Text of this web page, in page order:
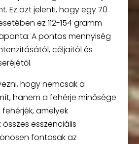
Ez azt jelenti, hogy egy 70
ez 112-154 gramm
A pontos mennyiség
céljaitól és
hogy nemcsak a
hanem a fehérje minősége
fehérjék, amelyek
esszenciális
fontosak az